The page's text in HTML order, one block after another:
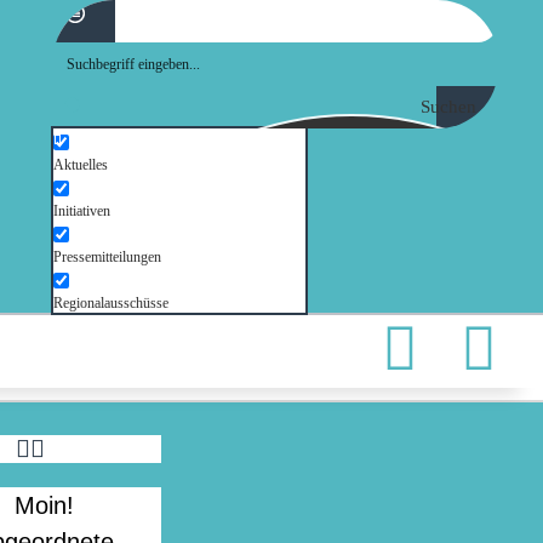
Suchen
Aktuelles
Initiativen
Pressemitteilungen
Regionalausschüsse
Moin!